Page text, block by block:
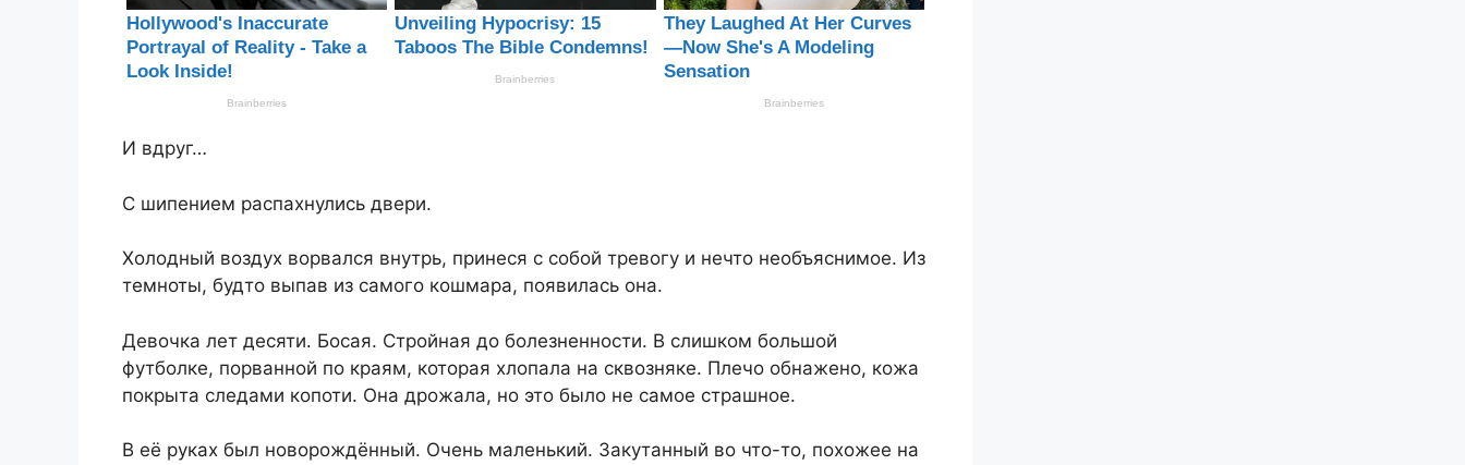
И вдруг…
С шипением распахнулись двери.
Холодный воздух ворвался внутрь, принеся с собой тревогу и нечто необъяснимое. Из
темноты, будто выпав из самого кошмара, появилась она.
Девочка лет десяти. Босая. Стройная до болезненности. В слишком большой
футболке, порванной по краям, которая хлопала на сквозняке. Плечо обнажено, кожа
покрыта следами копоти. Она дрожала, но это было не самое страшное.
В её руках был новорождённый. Очень маленький. Закутанный во что-то, похожее на